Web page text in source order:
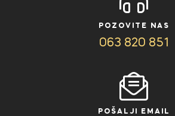
POZOVITE NAS
063 820 851
POŠALJI EMAIL